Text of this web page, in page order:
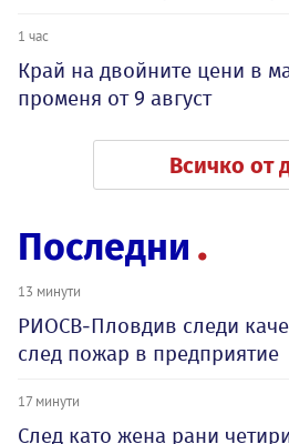
1 час
Край на двойните цени в
променя от 9 август
Всичко от
Последни
13 минути
РИОСВ-Пловдив следи
след пожар в предприятие
17 минути
След като жена рани